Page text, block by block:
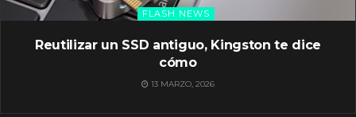
FLASH NEWS
Reutilizar un SSD antiguo, Kingston te dice
cómo
13 MARZO, 2026